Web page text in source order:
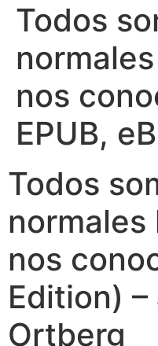
Todos
nos
EPUB,
Todos
normales
nos
Edition) –
Ortberg